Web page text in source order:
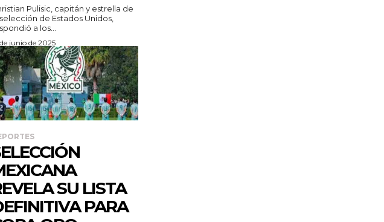
Pulisic, capitán y estrella de
de Estados Unidos,
a los...
junio de 2025
SU LISTA
PARA